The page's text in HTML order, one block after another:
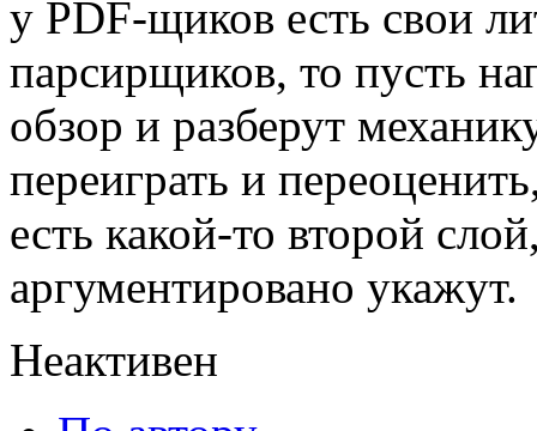
у PDF-щиков есть свои
парсирщиков, то пусть
обзор и разберут
переиграть и
есть какой-то второй
аргументировано укажут.
Неактивен